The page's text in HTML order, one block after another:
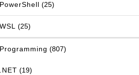
PowerShell (25)
WSL (25)
Programming (807)
.NET (19)